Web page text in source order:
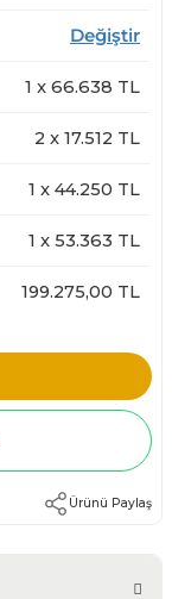
Değiştir
1 x 66.638 TL
2 x 17.512 TL
1 x 44.250 TL
1 x 53.363 TL
199.275,00 TL
Ürünü Paylaş